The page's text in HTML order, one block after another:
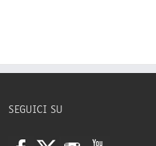
SEGUICI SU